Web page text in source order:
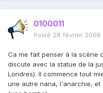
0100011
Posté 28 février 2008
Ca me fait penser à la scène
discute avec la statue de la
Londres). Il commence tout
une autre nana, l'anarchie,